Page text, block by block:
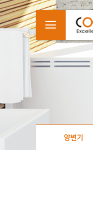
MENU
양변기